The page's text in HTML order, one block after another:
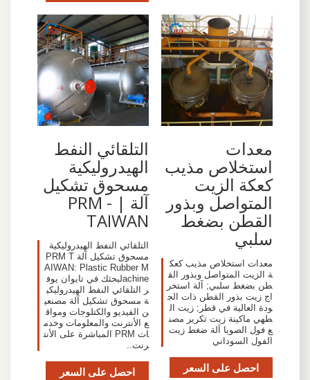
معدات
استخلاص مذيب
كعكة الزيت
المتواصل وبذور
القطن بضغط
سلبي
معدات استخلاص مذيب كعك
ة الزيت المتواصل وبذور الق
طن بضغط سلبي; آلة استخر
اج زيت بذور القطن ذات الج
ودة العالية في قطر; زيت ال
طهي ماكينة زيت تكرير مصن
ع فول الصويا آلة ضغط زيت
الفول السوداني
احصل على السعر
التلقائي النفط
الهيدروليكية
مسحوق تشكيل
آلة | - PRM
TAIWAN
التلقائي النفط الهيدروليكية
مسحوق تشكيل آلة PRM T
AIWAN: Plastic Rubber M
achineلبحثك في تايوان يوف
ر التلقائي النفط الهيدروليكي
ة مسحوق تشكيل آلة مصنعي
ن الفيديو والكتلوجات ومواق
ع الأنترنت والمعلومات وخدم
ات PRM المباشرة على الأنت
رنت..
احصل على السعر